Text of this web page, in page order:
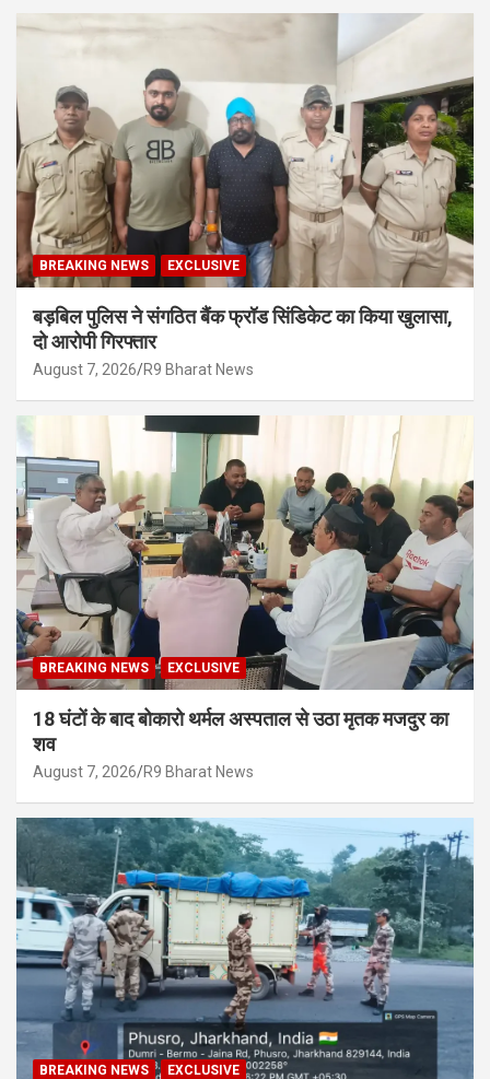
BREAKING NEWS EXCLUSIVE
बड़बिल पुलिस ने संगठित बैंक फ्रॉड सिंडिकेट का किया खुलासा,
दो आरोपी गिरफ्तार
August 7, 2026 R9 Bharat News
BREAKING NEWS EXCLUSIVE
18 घंटों के बाद बोकारो थर्मल अस्पताल से उठा मृतक मजदुर का
शव
August 7, 2026 R9 Bharat News
BREAKING NEWS EXCLUSIVE